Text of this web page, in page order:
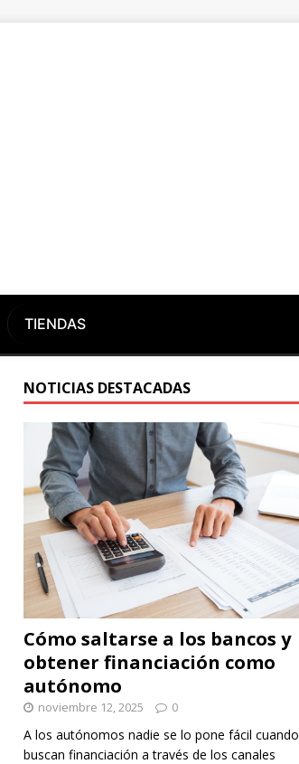
TIENDAS
NOTICIAS DESTACADAS
Cómo saltarse a los bancos y
obtener financiación como
autónomo
noviembre 12, 2025 0
A los autónomos nadie se lo pone fácil cuando
buscan financiación a través de los canales